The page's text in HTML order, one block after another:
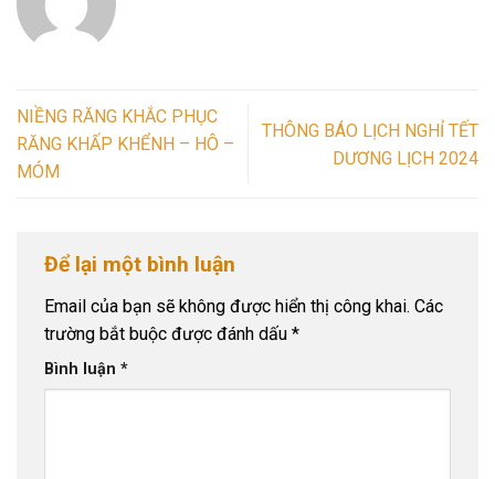
NIỀNG RĂNG KHẮC PHỤC
RĂNG KHẤP KHỂNH – HÔ –
MÓM
THÔNG BÁO LỊCH NGHỈ TẾT
DƯƠNG LỊCH 2024
Để lại một bình luận
Email của bạn sẽ không được hiển thị công khai. Các
trường bắt buộc được đánh dấu *
Bình luận *